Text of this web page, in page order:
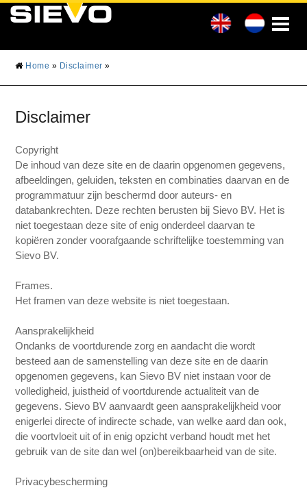
HOME VERHUUR
NIEUWS INFORMATIE
Home » Disclaimer»
Disclaimer
Copyright
De inhoud van deze site en de daarin opgenomen gegevens,
afbeeldingen, geluiden, teksten en combinaties daarvan en de
programmatuur zijn beschermd door auteurs- en
databankrechten. Deze rechten berusten bij Sievo BV. Het is
niet toegestaan deze site of enig onderdeel daarvan te
kopiëren zonder voorafgaande schriftelijke toestemming van
Sievo BV.
Frames.
Het framen van deze website is niet toegestaan.
Aansprakelijkheid
Ondanks de voortdurende zorg en aandacht die wordt
besteed aan de samenstelling van deze site en de daarin
opgenomen gegevens, kan Sievo BV niet instaan voor de
volledigheid, juistheid of voortdurende actualiteit van de
gegevens. Sievo BV aanvaardt geen aansprakelijkheid voor
enigerlei directe of indirecte schade, van welke aard dan ook,
die voortvloeit uit of in enig opzicht verband houdt met het
gebruik van de site dan wel (on)bereikbaarheid van de site.
Privacybescherming